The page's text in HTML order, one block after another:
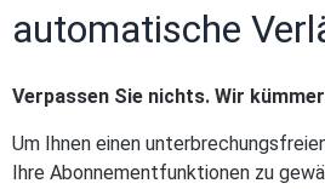
automatische
Verpassen Sie nichts. Wir
Um Ihnen einen
Ihre Abonnementfunktionen zu